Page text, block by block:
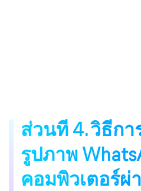
ส่วนที่ 4. วิธีกา
รูปภาพ
คอมพิวเตอร์ผ่